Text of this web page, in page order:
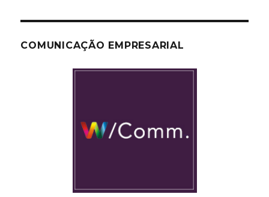
COMUNICAÇÃO EMPRESARIAL